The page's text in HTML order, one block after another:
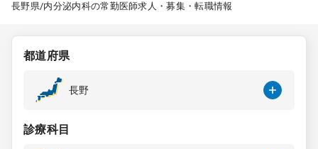
医師求人
常勤検索
長野県/内分泌内科の常勤医師求人・募集・転職情報
都道府県
長野
診療科目